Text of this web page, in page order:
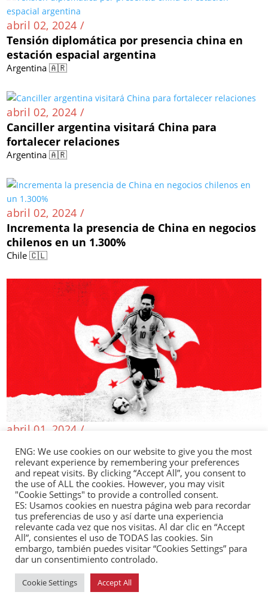
abril 02, 2024 /
Tensión diplomática por presencia china en
estación espacial argentina
Argentina 🇦🇷
abril 02, 2024 /
Canciller argentina visitará China para
fortalecer relaciones
Argentina 🇦🇷
abril 02, 2024 /
Incrementa la presencia de China en negocios
chilenos en un 1.300%
Chile 🇨🇱
abril 01, 2024 /
La polémica de Lionel Messi en Hong Kong: Un
inesperado drama diplomático
Editoriales
marzo 27, 2024 /
Perú anulará acuerdo de exclusividad con
empresa china para construcción de
macropuerto
Perú 🇵🇪
ENG: We use cookies on our website to give you the most
relevant experience by remembering your preferences
and repeat visits. By clicking “Accept All”, you consent to
the use of ALL the cookies. However, you may visit
"Cookie Settings" to provide a controlled consent.
ES: Usamos cookies en nuestra página web para recordar
tus preferencias de uso y así darte una experiencia
relevante cada vez que nos visitas. Al dar clic en “Accept
All”, consientes el uso de TODAS las cookies. Sin
embargo, también puedes visitar “Cookies Settings” para
dar un consentimiento controlado.
Cookie Settings Accept All